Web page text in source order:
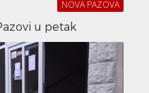
NOVA PAZOVA
u petak